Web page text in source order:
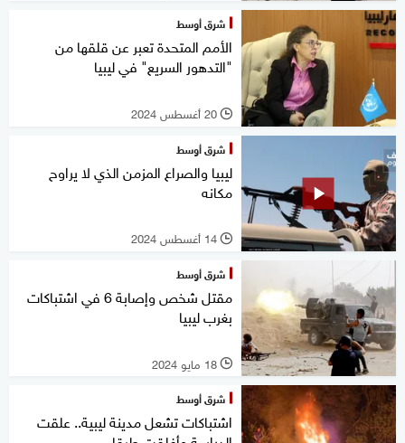
شرق أوسط
الأمم المتحدة تعبر عن قلقها من
"التدهور السريع" في ليبيا
l 20 أغسطس 2024
شرق أوسط
ليبيا والصراع المزمن الذي لا يراوح
مكانه
l 14 أغسطس 2024
شرق أوسط
مقتل شخص وإصابة 6 في اشتباكات
بغرب ليبيا
l 18 مايو 2024
شرق أوسط
اشتباكات تشعل مدينة ليبية.. علقت